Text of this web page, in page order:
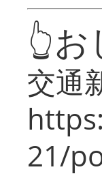
👆
交通
21/